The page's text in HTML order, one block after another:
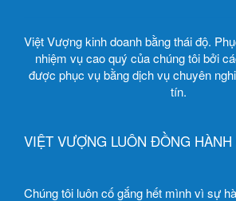
Việt Vượng kinh doanh bằng thái độ.
nhiệm vụ cao quý của chúng tôi bởi
được phục vụ bằng dịch vụ chuyên
tín.
VIỆT VƯỢNG LUÔN ĐỒNG HÀNH
Chúng tôi luôn cố gắng hết mình vì sự